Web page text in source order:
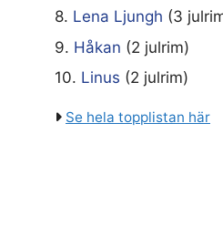
8. Lena Ljungh (3
9. Håkan (2 julrim)
10. Linus (2 julrim)
Se hela topplistan här